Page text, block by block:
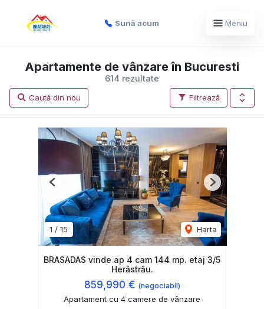
Sună acum Meniu
614 rezultate
Apartamente de vânzare în Bucuresti
Filtrează
Caută din nou
1 / 15 Harta
Previous Next
BRASADAS vinde ap 4 cam 144 mp. etaj 3/5
Herăstrău.
859,990 € (negociabil)
Apartament cu 4 camere de vânzare